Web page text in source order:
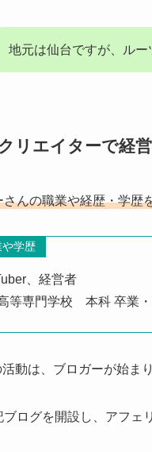
地元は仙台ですが、ルー
リエイターで経
んの職業や経歴・学歴
学歴
、経営者
等専門学校 本科 卒業
動は、ブロガーが始まり
ログを開設し、アフェ